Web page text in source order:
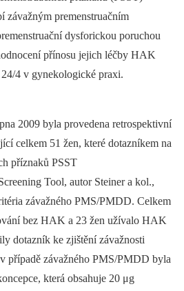
závažným premenstruačním
dysforickou poruchou
přínosu jejich léčby HAK
4 v gynekologické praxi.
2009 byla provedena retrospektivní
celkem 51 žen, které dotazníkem na
příznaků PSST
Tool, autor Steiner a kol.,
závažného PMS/PMDD. Celkem
bez HAK a 23 žen užívalo HAK
dotazník ke zjištění závažnosti
případě závažného PMS/PMDD byla
která obsahuje 20 μg